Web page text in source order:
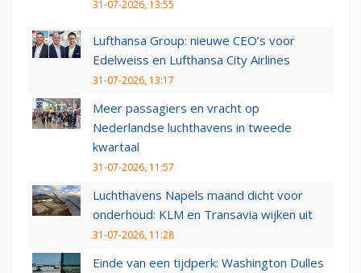
31-07-2026, 13:55
Lufthansa Group: nieuwe CEO’s voor
Edelweiss en Lufthansa City Airlines
31-07-2026, 13:17
Meer passagiers en vracht op
Nederlandse luchthavens in tweede
kwartaal
31-07-2026, 11:57
Luchthavens Napels maand dicht voor
onderhoud: KLM en Transavia wijken uit
31-07-2026, 11:28
Einde van een tijdperk: Washington Dulles